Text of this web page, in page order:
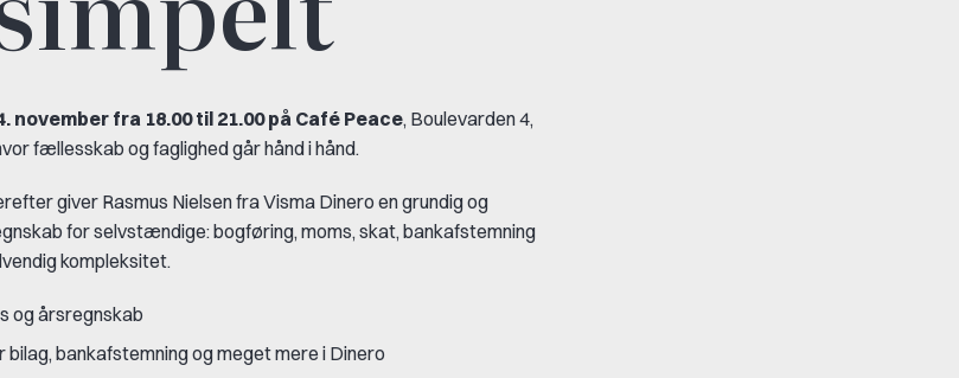
november fra 18.00 til 21.00 på Café Peace, Boulevarden 4,
fællesskab og faglighed går hånd i hånd.
giver Rasmus Nielsen fra Visma Dinero en grundig og
for selvstændige: bogføring, moms, skat, bankafstemning
kompleksitet.
og årsregnskab
bilag, bankafstemning og meget mere i Dinero